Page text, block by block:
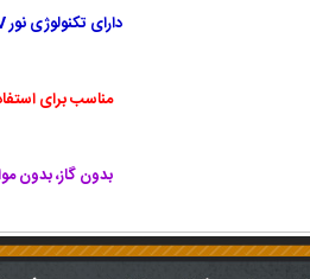
دارای تکنولوژی نور UV جهت جذب بیشتر حشرات
مناسب برای
بدون گاز، بدون